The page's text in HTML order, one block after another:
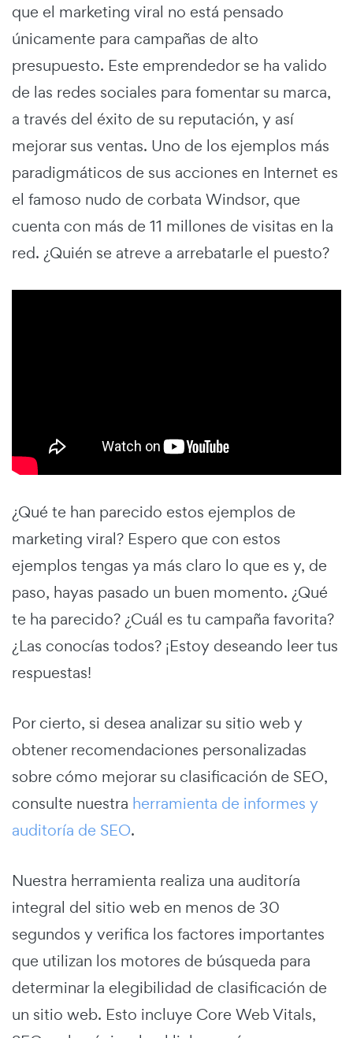
que el marketing viral no está pensado
únicamente para campañas de alto
presupuesto. Este emprendedor se ha valido
de las redes sociales para fomentar su marca,
a través del éxito de su reputación, y así
mejorar sus ventas. Uno de los ejemplos más
paradigmáticos de sus acciones en Internet es
el famoso nudo de corbata Windsor, que
cuenta con más de 11 millones de visitas en la
red. ¿Quién se atreve a arrebatarle el puesto?
¿Qué te han parecido estos ejemplos de
marketing viral? Espero que con estos
ejemplos tengas ya más claro lo que es y, de
paso, hayas pasado un buen momento. ¿Qué
te ha parecido? ¿Cuál es tu campaña favorita?
¿Las conocías todos? ¡Estoy deseando leer tus
respuestas!
Por cierto, si desea analizar su sitio web y
obtener recomendaciones personalizadas
sobre cómo mejorar su clasificación de SEO,
consulte nuestra herramienta de informes y
auditoría de SEO.
Nuestra herramienta realiza una auditoría
integral del sitio web en menos de 30
segundos y verifica los factores importantes
que utilizan los motores de búsqueda para
determinar la elegibilidad de clasificación de
un sitio web. Esto incluye Core Web Vitals,